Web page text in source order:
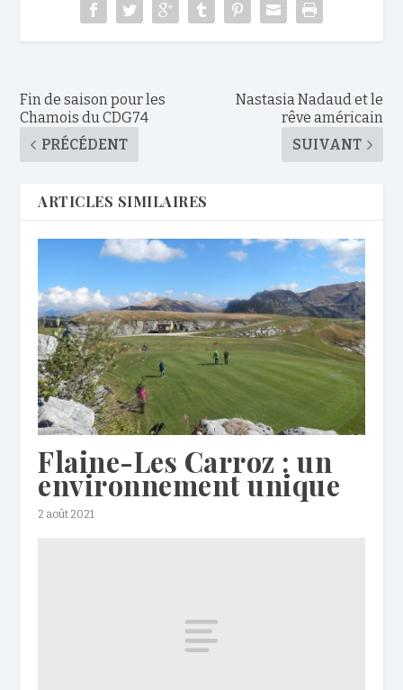
Fin de saison pour les
Chamois du CDG74
PRÉCÉDENT
Nastasia Nadaud et le
rêve américain
SUIVANT
ARTICLES SIMILAIRES
Flaine-Les Carroz : un
environnement unique
2 août 2021